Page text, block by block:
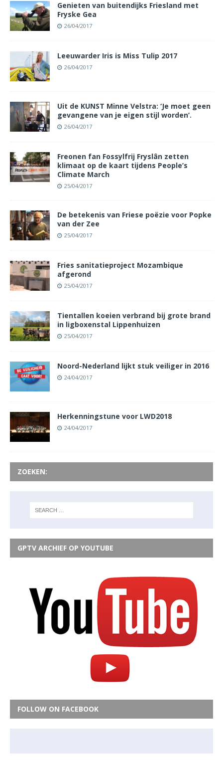
Genieten van buitendijks Friesland met
Fryske Gea
26/04/2017
Leeuwarder Iris is Miss Tulip 2017
26/04/2017
Uit de KUNST Minne Velstra: ‘Je moet geen
gevangene van je eigen stijl worden’.
26/04/2017
Freonen fan Fossylfrij Fryslân zetten
klimaat op de kaart tijdens People’s
Climate March
25/04/2017
De betekenis van Friese poëzie voor Popke
van der Zee
25/04/2017
Fries sanitatieproject Mozambique
afgerond
25/04/2017
Tientallen koeien verbrand bij grote brand
in ligboxenstal Lippenhuizen
25/04/2017
Noord-Nederland lijkt stuk veiliger in 2016
24/04/2017
Herkenningstune voor LWD2018
24/04/2017
ZOEKEN:
GPTV ARCHIEF OP YOUTUBE
FOLLOW ON FACEBOOK